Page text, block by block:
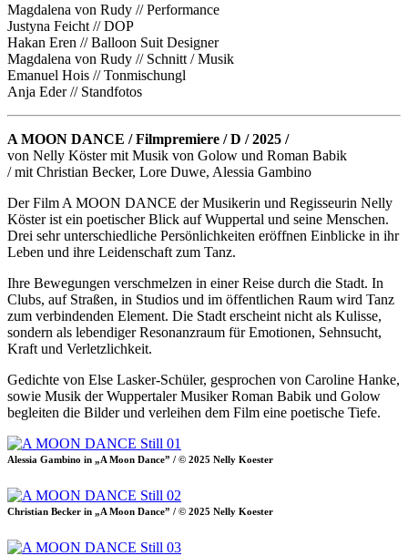
Magdalena von Rudy // Performance
Justyna Feicht // DOP
Hakan Eren // Balloon Suit Designer
Magdalena von Rudy // Schnitt / Musik
Emanuel Hois // Tonmischungl
Anja Eder // Standfotos
A MOON DANCE / Filmpremiere / D / 2025 /
von Nelly Köster mit Musik von Golow und Roman Babik
/ mit Christian Becker, Lore Duwe, Alessia Gambino
Der Film A MOON DANCE der Musikerin und Regisseurin Nelly
Köster ist ein poetischer Blick auf Wuppertal und seine Menschen.
Drei sehr unterschiedliche Persönlichkeiten eröffnen Einblicke in ihr
Leben und ihre Leidenschaft zum Tanz.
Ihre Bewegungen verschmelzen in einer Reise durch die Stadt. In
Clubs, auf Straßen, in Studios und im öffentlichen Raum wird Tanz
zum verbindenden Element. Die Stadt erscheint nicht als Kulisse,
sondern als lebendiger Resonanzraum für Emotionen, Sehnsucht,
Kraft und Verletzlichkeit.
Gedichte von Else Lasker-Schüler, gesprochen von Caroline Hanke,
sowie Musik der Wuppertaler Musiker Roman Babik und Golow
begleiten die Bilder und verleihen dem Film eine poetische Tiefe.
Alessia Gambino in „A Moon Dance” / © 2025 Nelly Koester
Christian Becker in „A Moon Dance” / © 2025 Nelly Koester